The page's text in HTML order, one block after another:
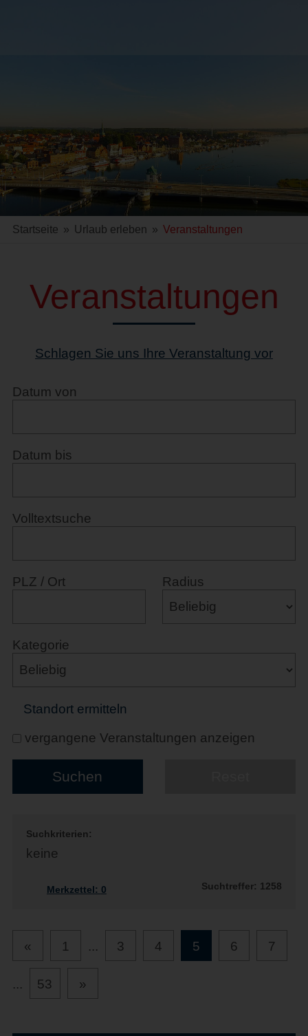
Startseite » Urlaub erleben » Veranstaltungen
Veranstaltungen
Schlagen Sie uns Ihre Veranstaltung vor
Datum von
Datum bis
Volltextsuche
PLZ / Ort Radius
Kategorie
Standort ermitteln
vergangene Veranstaltungen anzeigen
Suchkriterien:
keine
Merkzettel: 0 Suchtreffer: 1258
« 1 ... 3 4 5 6 7
... 53 »